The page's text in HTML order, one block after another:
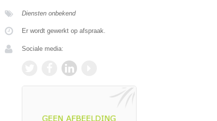
Diensten onbekend
Er wordt gewerkt op afspraak.
Sociale media: